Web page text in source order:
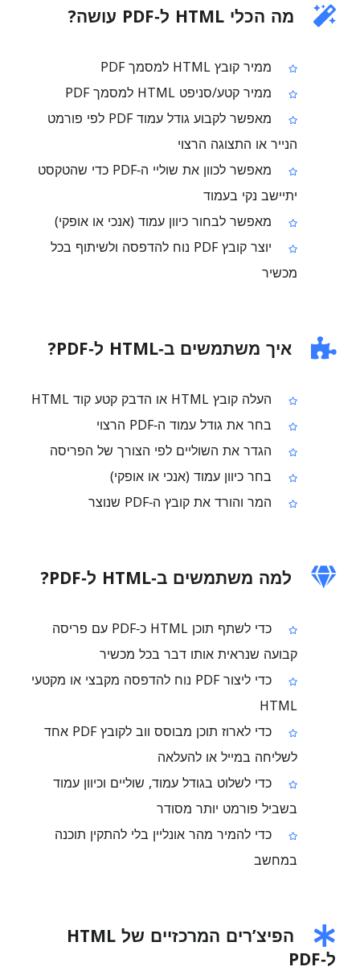
מה הכלי HTML ל‑PDF עושה?
ממיר קובץ HTML למסמך PDF
ממיר קטע/סניפט HTML למסמך PDF
מאפשר לקבוע גודל עמוד PDF לפי פורמט
הנייר או התצוגה הרצוי
מאפשר לכוון את שוליי ה‑PDF כדי שהטקסט
יתיישב נקי בעמוד
מאפשר לבחור כיוון עמוד (אנכי או אופקי)
יוצר קובץ PDF נוח להדפסה ולשיתוף בכל
מכשיר
איך משתמשים ב‑HTML ל‑PDF?
העלה קובץ HTML או הדבק קטע קוד HTML
בחר את גודל עמוד ה‑PDF הרצוי
הגדר את השוליים לפי הצורך של הפריסה
בחר כיוון עמוד (אנכי או אופקי)
המר והורד את קובץ ה‑PDF שנוצר
למה משתמשים ב‑HTML ל‑PDF?
כדי לשתף תוכן HTML כ‑PDF עם פריסה
קבועה שנראית אותו דבר בכל מכשיר
כדי ליצור PDF נוח להדפסה מקבצי או מקטעי
HTML
כדי לארוז תוכן מבוסס ווב לקובץ PDF אחד
לשליחה במייל או להעלאה
כדי לשלוט בגודל עמוד, שוליים וכיוון עמוד
בשביל פורמט יותר מסודר
כדי להמיר מהר אונליין בלי להתקין תוכנה
במחשב
הפיצ’רים המרכזיים של HTML
ל‑PDF